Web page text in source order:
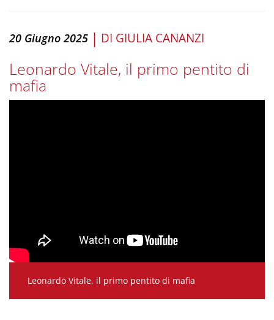
20 Giugno 2025 | DI GIULIA CANANZI
Leonardo Vitale, il primo pentito di
mafia
Leonardo Vitale, il primo pentito di mafia